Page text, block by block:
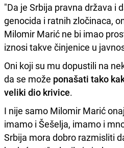
"Da je Srbija pravna država i
genocida i ratnih zločinaca,
Milomir Marić ne bi imao
iznosi takve činjenice u
Oni koji su mu dopustili na
da se može ponašati tako
veliki dio krivice.
I nije samo Milomir Marić
imamo i Šešelja, imamo i
Srbija mora dobro razmisliti